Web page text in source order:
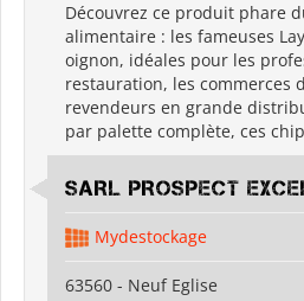
Découvrez ce produit phare
alimentaire : les fameuses
oignon, idéales pour les
restauration, les commerces
revendeurs en grande
par palette complète, ces
SARL PROSPECT
Mydestockage
63560 - Neuf Eglise